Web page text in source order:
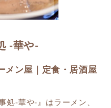
-華や-
メン屋｜定食・居酒屋
処-華や-』はラーメン、